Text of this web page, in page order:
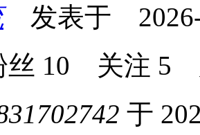
发表于 2026-
10 关注 5
于